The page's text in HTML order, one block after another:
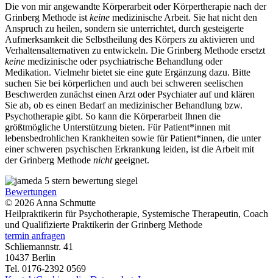
Die von mir angewandte Körperarbeit oder Körpertherapie nach der
Grinberg Methode ist keine medizinische Arbeit. Sie hat nicht den
Anspruch zu heilen, sondern sie unterrichtet, durch gesteigerte
Aufmerksamkeit die Selbstheilung des Körpers zu aktivieren und
Verhaltensalternativen zu entwickeln. Die Grinberg Methode ersetzt
keine medizinische oder psychiatrische Behandlung oder
Medikation. Vielmehr bietet sie eine gute Ergänzung dazu. Bitte
suchen Sie bei körperlichen und auch bei schweren seelischen
Beschwerden zunächst einen Arzt oder Psychiater auf und klären
Sie ab, ob es einen Bedarf an medizinischer Behandlung bzw.
Psychotherapie gibt. So kann die Körperarbeit Ihnen die
größtmögliche Unterstützung bieten. Für Patient*innen mit
lebensbedrohlichen Krankheiten sowie für Patient*innen, die unter
einer schweren psychischen Erkrankung leiden, ist die Arbeit mit
der Grinberg Methode nichtgeeignet.
Bewertungen
© 2026 Anna Schmutte
Heilpraktikerin für Psychotherapie, Systemische Therapeutin, Coach
und Qualifizierte Praktikerin der Grinberg Methode
termin anfragen
Schliemannstr. 41
10437 Berlin
Tel. 0176-2392 0569